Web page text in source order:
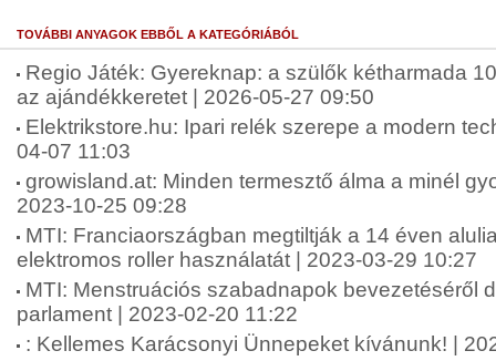
TOVÁBBI ANYAGOK EBBŐL A KATEGÓRIÁBÓL
Regio Játék: Gyereknap: a szülők kétharmada
az ajándékkeretet | 2026-05-27 09:50
Elektrikstore.hu: Ipari relék szerepe a modern
04-07 11:03
growisland.at: Minden termesztő álma a minél
2023-10-25 09:28
MTI: Franciaországban megtiltják a 14 éven
elektromos roller használatát | 2023-03-29 10:27
MTI: Menstruációs szabadnapok bevezetéséről
parlament | 2023-02-20 11:22
: Kellemes Karácsonyi Ünnepeket kívánunk! |